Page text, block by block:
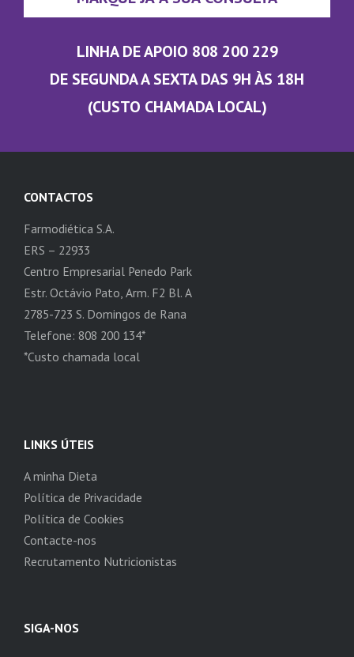
LINHA DE APOIO 808 200 229
DE SEGUNDA A SEXTA DAS 9H ÀS 18H
(CUSTO CHAMADA LOCAL)
CONTACTOS
Farmodiética S.A.
ERS – 22933
Centro Empresarial Penedo Park
Estr. Octávio Pato, Arm. F2 Bl. A
2785-723 S. Domingos de Rana
Telefone: 808 200 134*
*Custo chamada local
LINKS ÚTEIS
A minha Dieta
Política de Privacidade
Política de Cookies
Contacte-nos
Recrutamento Nutricionistas
SIGA-NOS